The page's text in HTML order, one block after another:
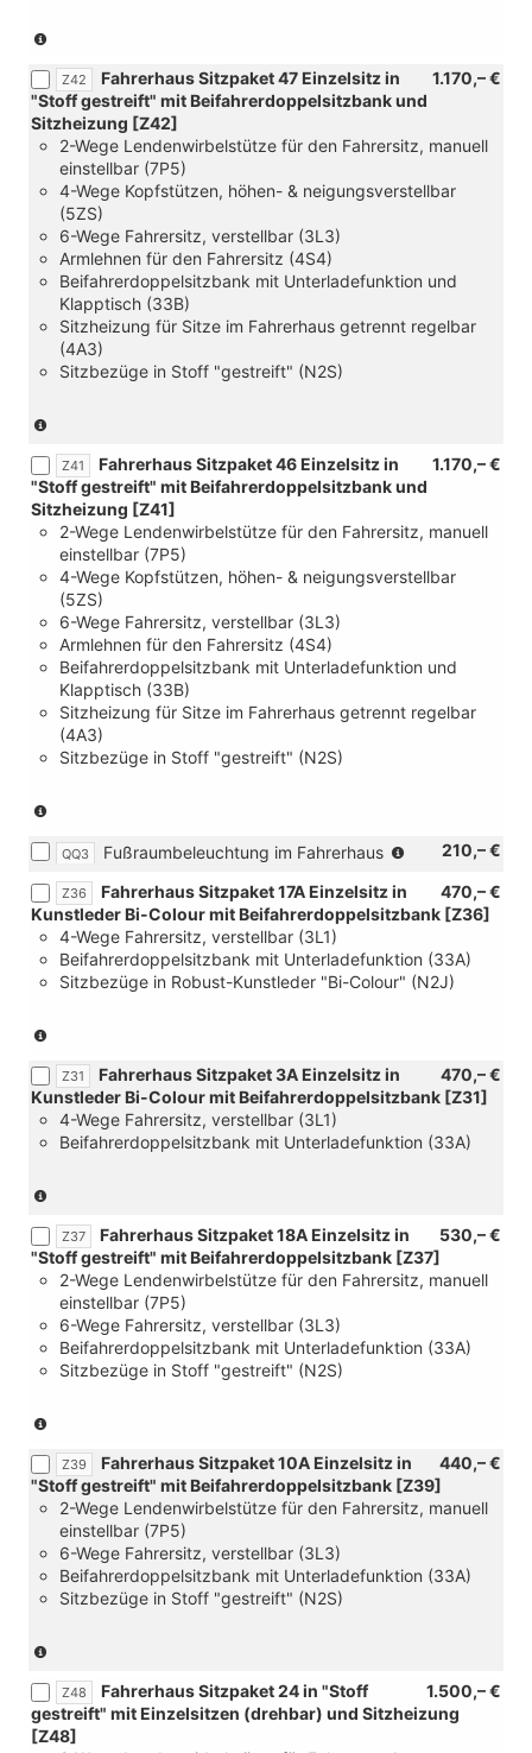
Verbindung
mit
li>
[FC]
Palladium
Super
Dark-
Black
und
[YAA]
Steuerung
Sitzpaket
und
[4X0]
[6B2]
4
Verzurrösen
zur
Ladegutsicherung
im
Fahrgast/Laderaum)
Z42 1.170,– €
Fahrerhaus Sitzpaket 47 Einzelsitz in
"Stoff gestreift" mit Beifahrerdoppelsitzbank und
Sitzheizung [Z42]
2-Wege Lendenwirbelstütze für den Fahrersitz, manuell
einstellbar (7P5)
4-Wege Kopfstützen, höhen- & neigungsverstellbar
(5ZS)
6-Wege Fahrersitz, verstellbar (3L3)
Armlehnen für den Fahrersitz (4S4)
Beifahrerdoppelsitzbank mit Unterladefunktion und
Klapptisch (33B)
Sitzheizung für Sitze im Fahrerhaus getrennt regelbar
(4A3)
Sitzbezüge in Stoff "gestreift" (N2S)
Verbindung
mit
[FC]
Palladium
Super
Dark-
Black
und
[YAA]
Steuerung
Sitzpaket)
Z41 1.170,– €
Fahrerhaus Sitzpaket 46 Einzelsitz in
"Stoff gestreift" mit Beifahrerdoppelsitzbank und
Sitzheizung [Z41]
2-Wege Lendenwirbelstütze für den Fahrersitz, manuell
einstellbar (7P5)
4-Wege Kopfstützen, höhen- & neigungsverstellbar
(5ZS)
6-Wege Fahrersitz, verstellbar (3L3)
Armlehnen für den Fahrersitz (4S4)
Beifahrerdoppelsitzbank mit Unterladefunktion und
Klapptisch (33B)
Sitzheizung für Sitze im Fahrerhaus getrennt regelbar
(4A3)
Sitzbezüge in Stoff "gestreift" (N2S)
Verbindung
[FC]
Palladium
Super
Dark-
Black
Sitzpaket
und
[4X0]
ohne
4
Verzurrösen
zur
Ladegutsicherung
im
Fahrgast/Laderaum)
QQ3 210,– €
Fußraumbeleuchtung im Fahrerhaus
Verbindung
mit
Trimlevel
Life
Style)
Z36 470,– €
Fahrerhaus Sitzpaket 17A Einzelsitz in
Kunstleder Bi-Colour mit Beifahrerdoppelsitzbank [Z36]
4-Wege Fahrersitz, verstellbar (3L1)
Beifahrerdoppelsitzbank mit Unterladefunktion (33A)
Sitzbezüge in Robust-Kunstleder "Bi-Colour" (N2J)
Verbindung
mit
4Motion)
(nur
[FA]
Palladium
Super
Dark-
Black
Onyx
und
und
[1EV]Typschild
für
Nutzfahrzeug-
Zulassung
N1
und
6e
EB
mit
Z31 470,– €
Fahrerhaus Sitzpaket 3A Einzelsitz in
Kunstleder Bi-Colour mit Beifahrerdoppelsitzbank [Z31]
4-Wege Fahrersitz, verstellbar (3L1)
Beifahrerdoppelsitzbank mit Unterladefunktion (33A)
Verbindung
mit
[FA]
Palladium
Super
Dark-
Black
Steuerung
Sitzpaket)
Z37 530,– €
Fahrerhaus Sitzpaket 18A Einzelsitz in
"Stoff gestreift" mit Beifahrerdoppelsitzbank [Z37]
2-Wege Lendenwirbelstütze für den Fahrersitz, manuell
einstellbar (7P5)
6-Wege Fahrersitz, verstellbar (3L3)
Beifahrerdoppelsitzbank mit Unterladefunktion (33A)
Sitzbezüge in Stoff "gestreift" (N2S)
Verbindung
mit
[FC]
Palladium
Super
Dark-
Black
Sitzpaket
und
Z39 440,– €
Fahrerhaus Sitzpaket 10A Einzelsitz in
"Stoff gestreift" mit Beifahrerdoppelsitzbank [Z39]
2-Wege Lendenwirbelstütze für den Fahrersitz, manuell
einstellbar (7P5)
6-Wege Fahrersitz, verstellbar (3L3)
Beifahrerdoppelsitzbank mit Unterladefunktion (33A)
Sitzbezüge in Stoff "gestreift" (N2S)
Verbindung
mit
[FC]
Z48 1.500,– €
Fahrerhaus Sitzpaket 24 in "Stoff
gestreift" mit Einzelsitzen (drehbar) und Sitzheizung
[Z48]